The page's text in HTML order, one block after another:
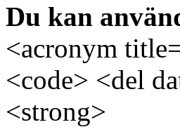
Du kan
<acronym
<code> <del
<strong>